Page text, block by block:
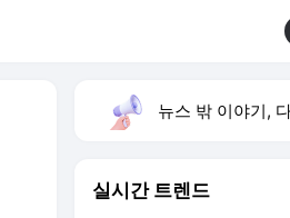
뉴스 밖 이야기, 다음
실시간 트렌드